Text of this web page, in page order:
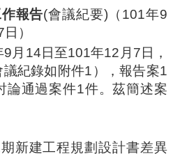
報告(會議紀要) （ 101年9
日）
9 月 14 日至101年12 月 7 日 ，
議紀錄如附件1 ） ，報告案1
論通過案件1件。茲簡述案
新建工程規劃設計書差異